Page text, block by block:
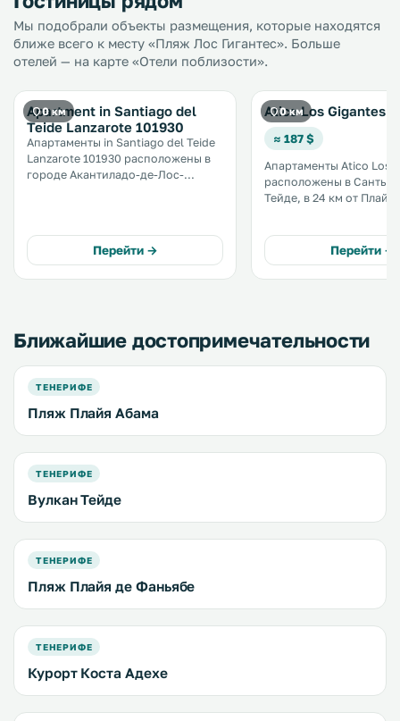
Мы подобрали объекты размещения, которые находятся
ближе всего к месту «Пляж Лос Гигантес». Больше
отелей — на карте «Отели поблизости».
0 км
Apartment in Santiago del
Teide Lanzarote 101930
Апартаменты in Santiago del Teide
Lanzarote 101930 расположены в
городе Акантиладо-де-Лос-
микроволновой печью. Среди
удобств телевизор. .
Перейти →
0 км
Atico Los Gigantes
≈ 187 $
Апартаменты Atico Los
расположены в
Тейде, в 24 км от Плайя
и бесплатная частная
территории. .
Перейти →
Ближайшие достопримечательности
ТЕНЕРИФЕ
Пляж Плайя Абама
ТЕНЕРИФЕ
Вулкан Тейде
ТЕНЕРИФЕ
Пляж Плайя де Фаньябе
ТЕНЕРИФЕ
Курорт Коста Адехе